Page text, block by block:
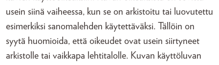
usein siinä vaiheessa, kun se on arkistoitu tai luovutettu
esimerkiksi sanomalehden käytettäväksi. Tällöin on
syytä huomioida, että oikeudet ovat usein siirtyneet
arkistolle tai vaikkapa lehtitalolle. Kuvan käyttöluvan